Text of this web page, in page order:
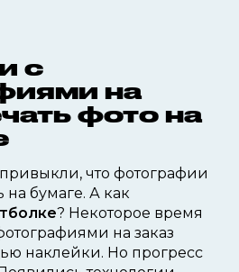
с
на
фото на
что фотографии
на бумаге. А как
? Некоторое время
на заказ
наклейки. Но прогресс